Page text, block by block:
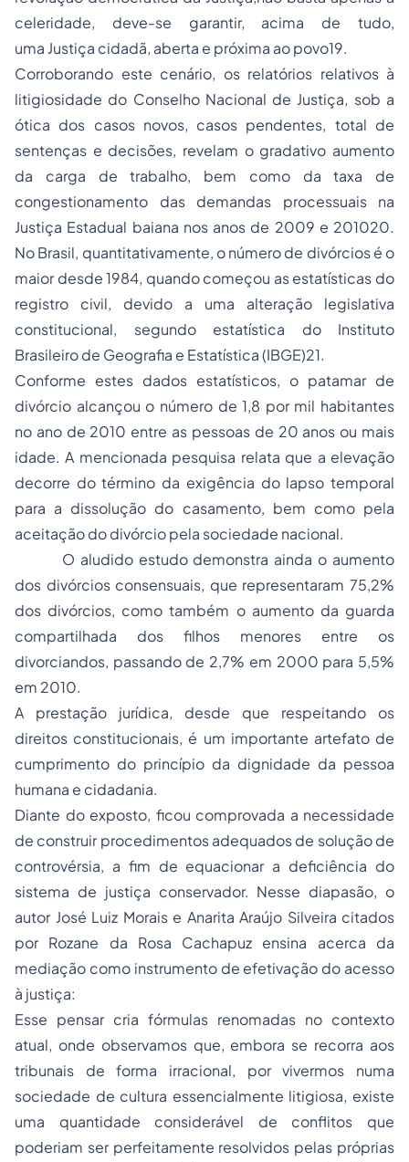
celeridade, deve-se garantir, acima de tudo,
uma Justiça cidadã, aberta e próxima ao povo19.
Corroborando este cenário, os relatórios relativos à
litigiosidade do Conselho Nacional de Justiça, sob a
ótica dos casos novos, casos pendentes, total de
sentenças e decisões, revelam o gradativo aumento
da carga de trabalho, bem como da taxa de
congestionamento das demandas processuais na
Justiça Estadual baiana nos anos de 2009 e 201020.
No Brasil, quantitativamente, o número de divórcios é o
maior desde 1984, quando começou as estatísticas do
registro civil, devido a uma alteração legislativa
constitucional, segundo estatística do Instituto
Brasileiro de Geografia e Estatística (IBGE)21.
Conforme estes dados estatísticos, o patamar de
divórcio alcançou o número de 1,8 por mil habitantes
no ano de 2010 entre as pessoas de 20 anos ou mais
idade. A mencionada pesquisa relata que a elevação
decorre do término da exigência do lapso temporal
para a dissolução do casamento, bem como pela
aceitação do divórcio pela sociedade nacional.
O aludido estudo demonstra ainda o aumento
dos divórcios consensuais, que representaram 75,2%
dos divórcios, como também o aumento da guarda
compartilhada dos filhos menores entre os
divorciandos, passando de 2,7% em 2000 para 5,5%
em 2010.
A prestação jurídica, desde que respeitando os
direitos constitucionais, é um importante artefato de
cumprimento do princípio da dignidade da pessoa
humana e cidadania.
Diante do exposto, ficou comprovada a necessidade
de construir procedimentos adequados de solução de
controvérsia, a fim de equacionar a deficiência do
sistema de justiça conservador. Nesse diapasão, o
autor José Luiz Morais e Anarita Araújo Silveira citados
por Rozane da Rosa Cachapuz ensina acerca da
mediação como instrumento de efetivação do acesso
à justiça:
Esse pensar cria fórmulas renomadas no contexto
atual, onde observamos que, embora se recorra aos
tribunais de forma irracional, por vivermos numa
sociedade de cultura essencialmente litigiosa, existe
uma quantidade considerável de conflitos que
poderiam ser perfeitamente resolvidos pelas próprias